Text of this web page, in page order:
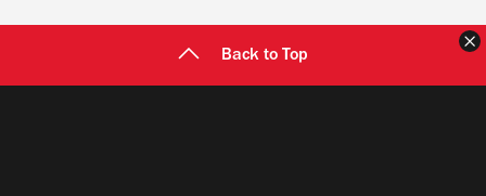
Back to Top